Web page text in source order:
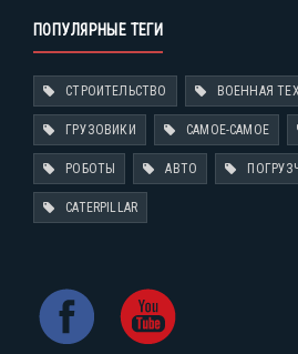
ПОПУЛЯРНЫЕ ТЕГИ
СТРОИТЕЛЬСТВО ВОЕННАЯ
ГРУЗОВИКИ САМОЕ-САМОЕ
РОБОТЫ АВТО
CATERPILLAR